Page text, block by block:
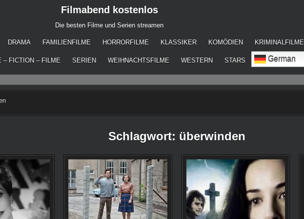
Filmabend kostenlos
Die besten Filme und Serien streamen
DRAMA FAMILIENFILME HORRORFILME KLASSIKER KOMÖDIEN KRIMINALFILME
– FICTION – FILME SERIEN WEIHNACHTSFILME WESTERN STARS German
Schlagwort: überwinden